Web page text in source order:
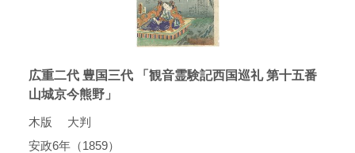
広重二代 豊国三代 「観音霊験記西国巡礼 第十五番
山城京今熊野」
木版 大判
安政6年（1859）